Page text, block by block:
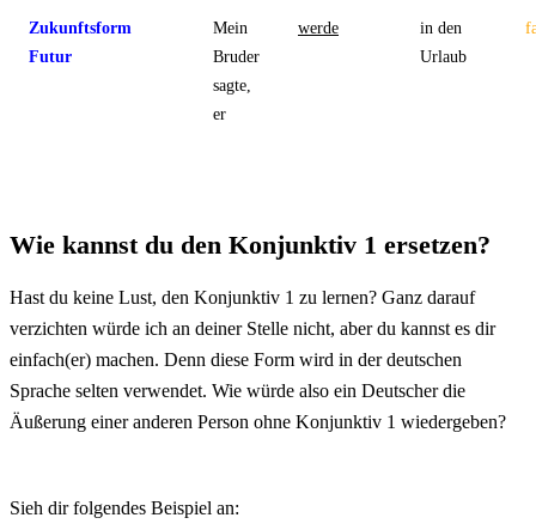
Zukunftsform
Futur
Mein
Bruder
sagte,
er
werde
in den
Urlaub
Wie kannst du den Konjunktiv 1 ersetzen?
Hast du keine Lust, den Konjunktiv 1 zu lernen? Ganz darauf
verzichten würde ich an deiner Stelle nicht, aber du kannst es dir
einfach(er) machen. Denn diese Form wird in der deutschen
Sprache selten verwendet. Wie würde also ein Deutscher die
Äußerung einer anderen Person ohne Konjunktiv 1 wiedergeben?
Sieh dir folgendes Beispiel an: